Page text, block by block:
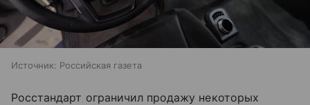
Источник: Российская газета
Росстандарт ограничил продажу некоторых